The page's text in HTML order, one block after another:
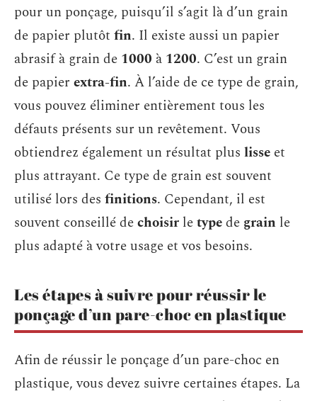
pour un ponçage, puisqu’il s’agit là d’un grain
de papier plutôt fin. Il existe aussi un papier
abrasif à grain de 1000 à 1200. C’est un grain
de papier extra-fin. À l’aide de ce type de grain,
vous pouvez éliminer entièrement tous les
défauts présents sur un revêtement. Vous
obtiendrez également un résultat plus lisse et
plus attrayant. Ce type de grain est souvent
utilisé lors des finitions. Cependant, il est
souvent conseillé dechoisir letypede grain le
plus adapté à votre usage et vos besoins.
Les étapes à suivre pour réussir le
ponçage d’un pare-choc en plastique
Afin de réussir le ponçage d’un pare-choc en
plastique, vous devez suivre certaines étapes. La